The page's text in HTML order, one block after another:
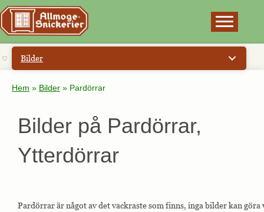
Bilder
Hem » Bilder » Pardörrar
Bilder på Pardörrar,
Ytterdörrar
Pardörrar är något av det vackraste som finns, inga bilder kan